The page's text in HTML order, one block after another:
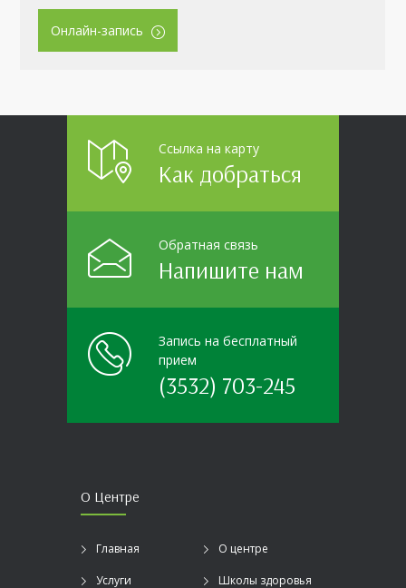
Онлайн-запись
Ссылка на карту
Как добраться
Обратная связь
Напишите нам
Запись на бесплатный
прием
(3532) 703-245
О Центре
Главная О центре
Услуги Школы здоровья